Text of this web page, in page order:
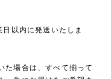
以内に発送いたしま
た場合は、すべて揃って